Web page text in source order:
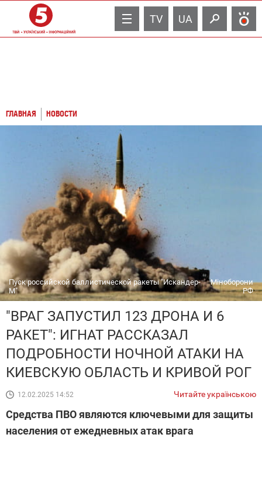
TV UA
ГЛАВНАЯ НОВОСТИ
Пуск российской баллистической ракеты "Искандер-
М"
Міноборони
РФ
"ВРАГ ЗАПУСТИЛ 123 ДРОНА И 6
РАКЕТ": ИГНАТ РАССКАЗАЛ
ПОДРОБНОСТИ НОЧНОЙ АТАКИ НА
КИЕВСКУЮ ОБЛАСТЬ И КРИВОЙ РОГ
12.02.2025 14:52 Читайте українською
Средства ПВО являются ключевыми для защиты
населения от ежедневных атак врага